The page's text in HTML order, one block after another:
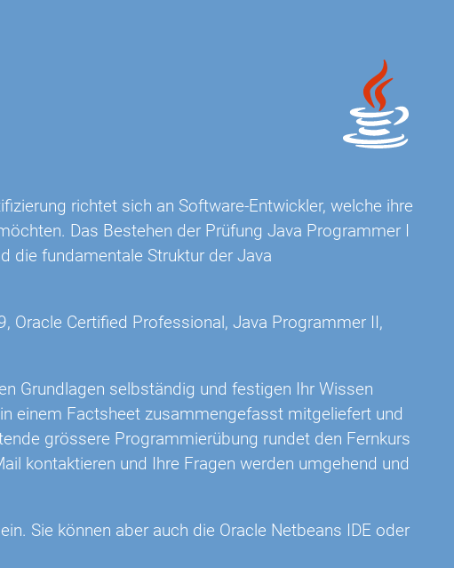
richtet sich an Software-Entwickler, welche ihre
Das Bestehen der Prüfung Java Programmer I
die fundamentale Struktur der Java
Oracle Certified Professional, Java Programmer II,
Grundlagen selbständig und festigen Ihr Wissen
einem Factsheet zusammengefasst mitgeliefert und
grössere Programmierübung rundet den Fernkurs
kontaktieren und Ihre Fragen werden umgehend und
Sie können aber auch die Oracle Netbeans IDE oder